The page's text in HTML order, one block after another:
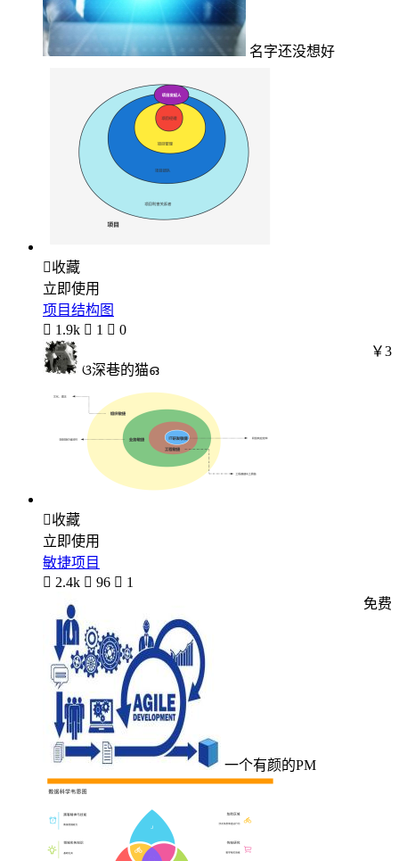
名字还没想好
收藏
立即使用
项目结构图
 1.9k  1  0
ଓ深巷的猫ഒ
￥3
收藏
立即使用
敏捷项目
 2.4k  96  1
一个有颜的PM
免费